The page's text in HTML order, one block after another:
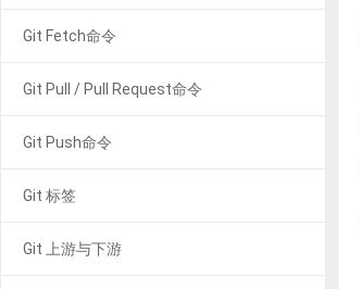
Git Fetch命令
Git Pull / Pull Request命令
Git Push命令
Git 标签
Git 上游与下游